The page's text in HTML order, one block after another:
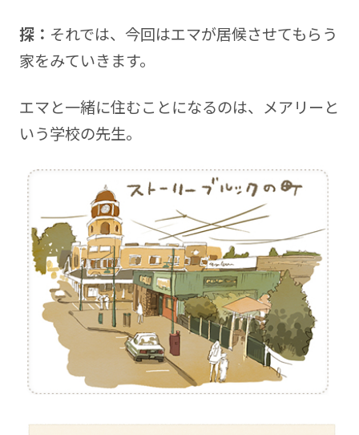
探： それでは、今回はエマが居候させてもらう
家をみていきます。
エマと一緒に住むことになるのは、メアリーと
いう学校の先生。